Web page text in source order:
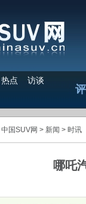
热点
访谈
中国SUV网 > 新闻 > 时讯
哪吒